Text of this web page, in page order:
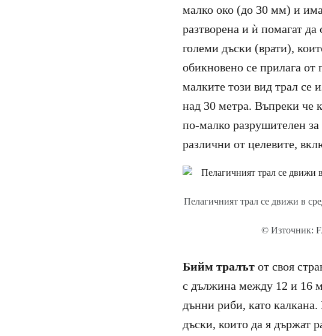
малко око (до 30 мм) и
разтворена и ѝ помагат
големи дъски (врати),
обикновено се прилага от
малките този вид трал се
над 30 метра. Въпреки че
по-малко разрушителен за
различни от целевите,
Пелагичният трал се движи в
© Източник:
Бийм тралът от своя
с дължина между 12 и 16
дънни риби, като
дъски, които да я държат